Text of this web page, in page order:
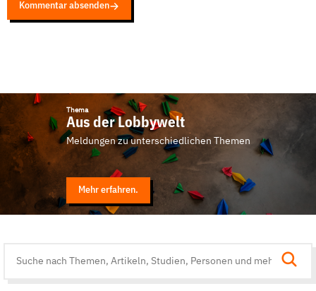
Kommentar absenden
Thema
Aus der Lobbywelt
Meldungen zu unterschiedlichen Themen
Mehr erfahren.